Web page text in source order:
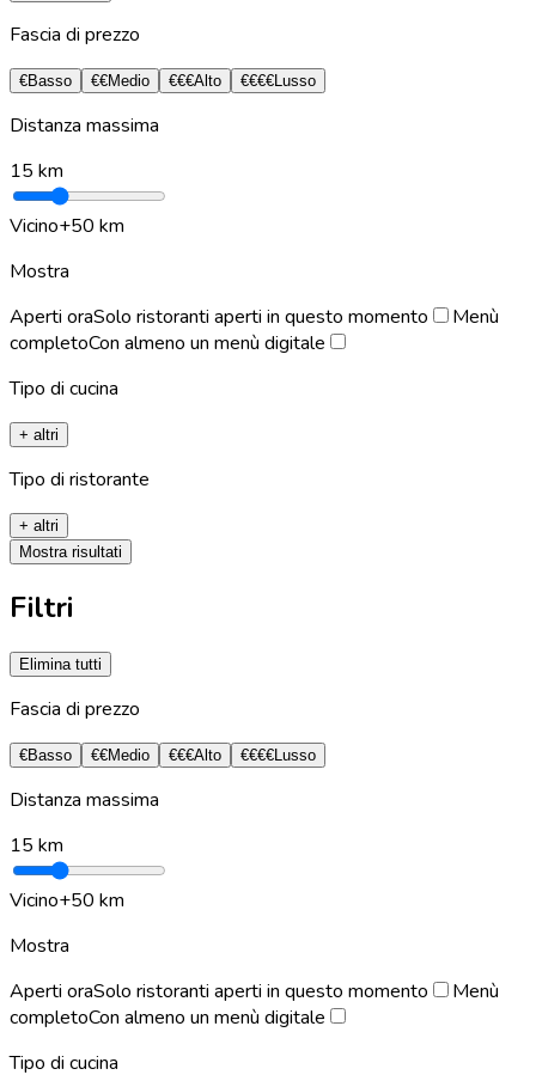
Fascia di prezzo
€Basso €€Medio €€€Alto €€€€ Lusso
Distanza massima
15 km
Vicino+50 km
Mostra
Aperti oraSolo ristoranti aperti in questo momento
Menù
completoCon almeno un menù digitale
Tipo di cucina
+ altri
Tipo di ristorante
+ altri
Mostra risultati
Filtri
Elimina tutti
Fascia di prezzo
€Basso €€Medio €€€Alto €€€€Lusso
Distanza massima
15 km
Vicino+50 km
Mostra
Aperti oraSolo ristoranti aperti in questo momento
Menù
completoCon almeno un menù digitale
Tipo di cucina